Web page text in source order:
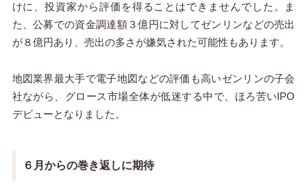
けに、投資家から評価を得ることはできませんでした。ま
た、公募での資金調達額３億円に対してゼンリンなどの売出
が８億円あり、売出の多さが嫌気された可能性もあります。
地図業界最大手で電子地図などの評価も高いゼンリンの子会
社ながら、グロース市場全体が低迷する中で、ほろ苦いIPO
デビューとなりました。
６月からの巻き返しに期待